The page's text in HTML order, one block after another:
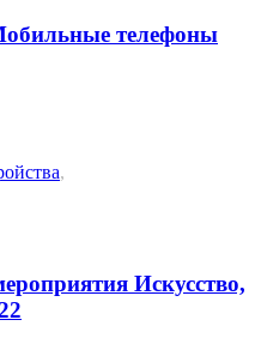
телефоны
,
Искусство,